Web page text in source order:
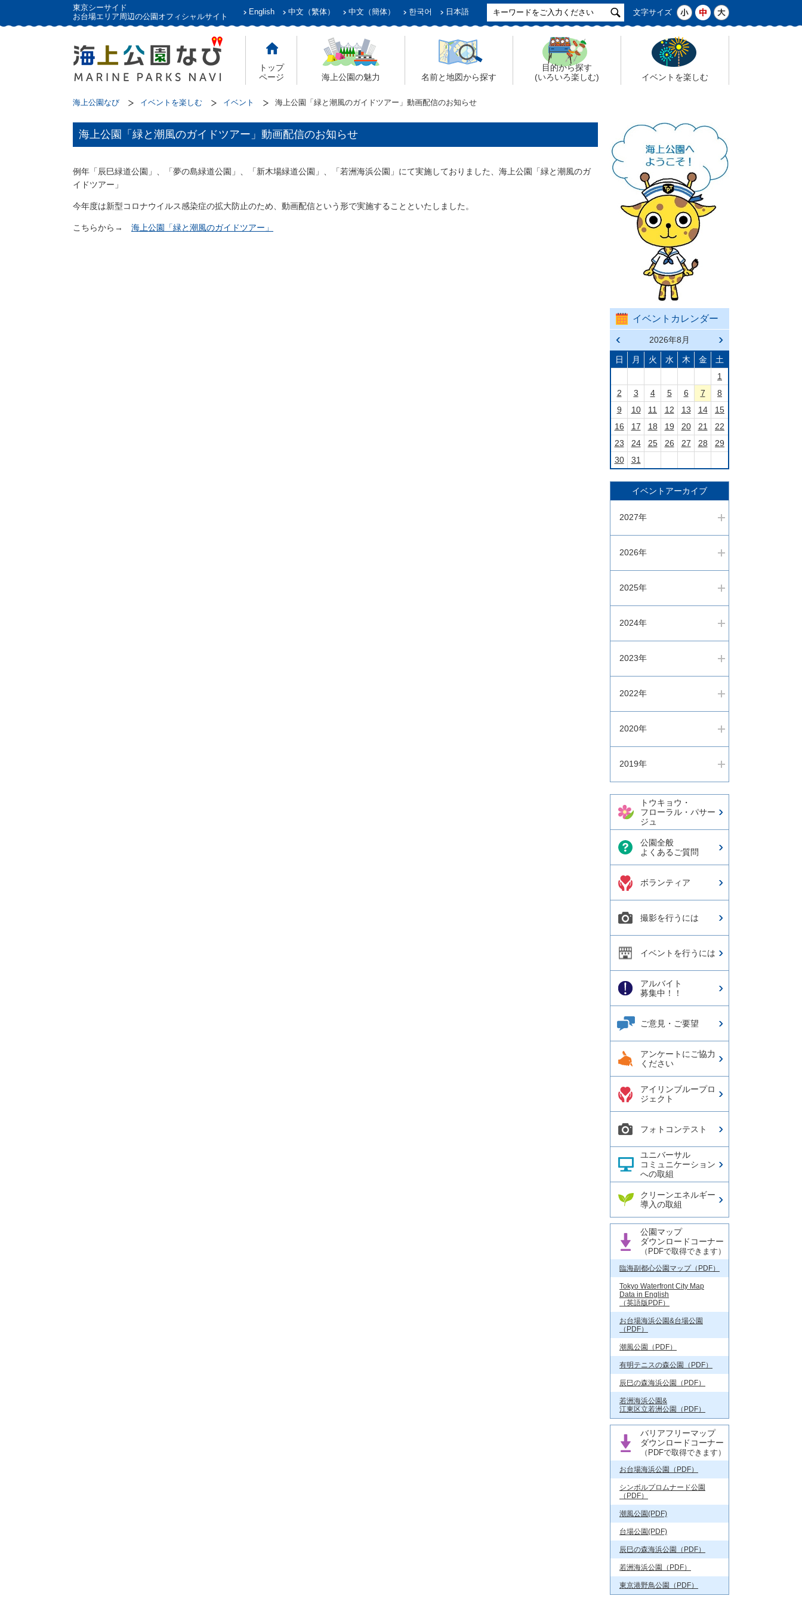
東京シーサイド
お台場エリア周辺の公園オフィシャルサイト
English 中文（繁体） 中文（簡体） 한국어 日本語 文字サイズ
トップ
ページ
海上公園の魅力 名前と地図から探す
目的から探す
(いろいろ楽しむ)
イベントを楽しむ
海上公園なび イベントを楽しむ イベント 海上公園「緑と潮風のガイドツアー」動画配信のお知らせ
海上公園「緑と潮風のガイドツアー」動画配信のお知らせ
例年「辰巳緑道公園」、「夢の島緑道公園」、「新木場緑道公園」、「若洲海浜公園」にて実施しておりました、海上公園「緑と潮風のガ
イドツアー」
今年度は新型コロナウイルス感染症の拡大防止のため、動画配信という形で実施することといたしました。
こちらから→ 海上公園「緑と潮風のガイドツアー」
イベントカレンダー
前の
月へ
戻る
2026年8月
次の
月へ
進む
日 月 火 水 木 金
土
1
2
3 4 5 6 7
8
9
10 11 12 13 14
15
16
17 18 19 20 21
22
23
24 25 26 27 28
29
30
31
イベントアーカイブ
2027年
2026年
2025年
2024年
2023年
2022年
2020年
2019年
トウキョウ・
フローラル・パサー
ジュ
公園全般
よくあるご質問
ボランティア
撮影を行うには
イベントを行うには
アルバイト
募集中！！
ご意見・ご要望
アンケートにご協力
ください
アイリンブループロ
ジェクト
フォトコンテスト
ユニバーサル
コミュニケーション
への取組
クリーンエネルギー
導入の取組
公園マップ
ダウンロードコーナー
（PDFで取得できます）
臨海副都心公園マップ（PDF）
Tokyo Waterfront City Map
Data in English
（英語版PDF）
お台場海浜公園&台場公園
（PDF）
潮風公園（PDF）
有明テニスの森公園（PDF）
辰巳の森海浜公園（PDF）
若洲海浜公園&
江東区立若洲公園（PDF）
バリアフリーマップ
ダウンロードコーナー
（PDFで取得できます）
お台場海浜公園（PDF）
シンボルプロムナード公園
（PDF）
潮風公園(PDF)
台場公園(PDF)
辰巳の森海浜公園（PDF）
若洲海浜公園（PDF）
東京港野鳥公園（PDF）